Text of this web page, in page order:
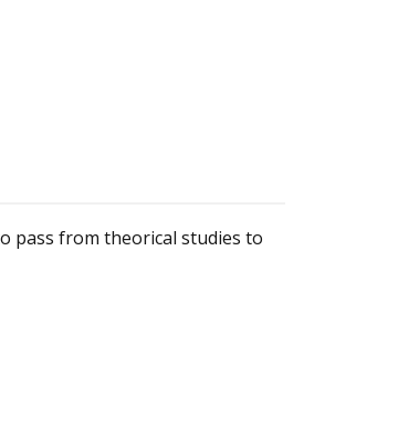
pass from theorical studies to